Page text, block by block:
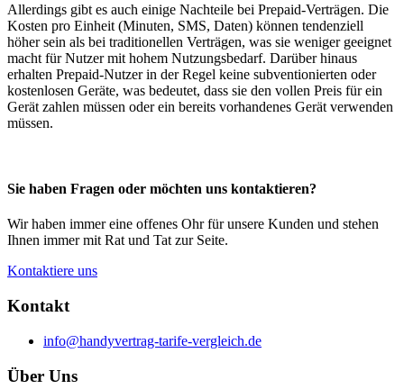
Allerdings gibt es auch einige Nachteile bei Prepaid-Verträgen. Die
Kosten pro Einheit (Minuten, SMS, Daten) können tendenziell
höher sein als bei traditionellen Verträgen, was sie weniger geeignet
macht für Nutzer mit hohem Nutzungsbedarf. Darüber hinaus
erhalten Prepaid-Nutzer in der Regel keine subventionierten oder
kostenlosen Geräte, was bedeutet, dass sie den vollen Preis für ein
Gerät zahlen müssen oder ein bereits vorhandenes Gerät verwenden
müssen.
Sie haben Fragen oder möchten uns kontaktieren?
Wir haben immer eine offenes Ohr für unsere Kunden und stehen
Ihnen immer mit Rat und Tat zur Seite.
Kontaktiere uns
Kontakt
info@handyvertrag-tarife-vergleich.de
Über Uns